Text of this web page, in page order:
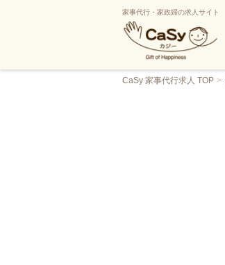
家事代行・家政婦の求人サイト
CaSy 家事代行求人 TOP